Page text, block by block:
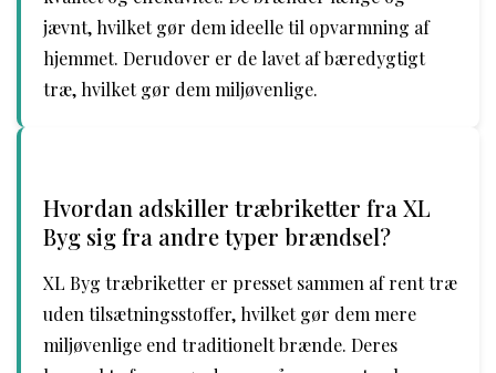
jævnt, hvilket gør dem ideelle til opvarmning af
hjemmet. Derudover er de lavet af bæredygtigt
træ, hvilket gør dem miljøvenlige.
Hvordan adskiller træbriketter fra XL
Byg sig fra andre typer brændsel?
XL Byg træbriketter er presset sammen af rent træ
uden tilsætningsstoffer, hvilket gør dem mere
miljøvenlige end traditionelt brænde. Deres